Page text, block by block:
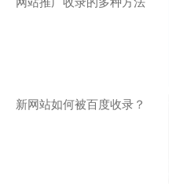
新网站如何被百度收录？